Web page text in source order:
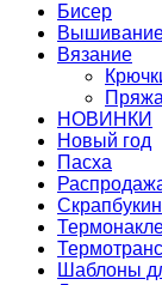
Бисер
Вязание
Пряжа
НОВИНКИ
Новый год
Пасха
Шаблоны